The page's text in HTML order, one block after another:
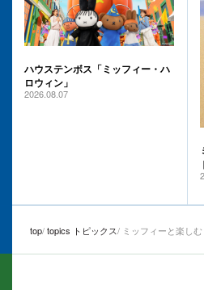
ハウステンボス「ミッフィー・ハ
ロウィン」
2026.08.07
top topics トピックス ミッフィーと楽し